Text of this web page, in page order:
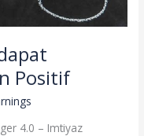
Positif
4.0 – Imtiyaz